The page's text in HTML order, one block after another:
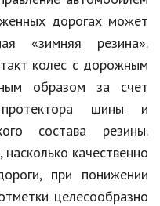
дорогах может
«зимняя резина».
колес с дорожным
образом за счет
протектора шины и
состава резины.
качественно
при понижении
целесообразно